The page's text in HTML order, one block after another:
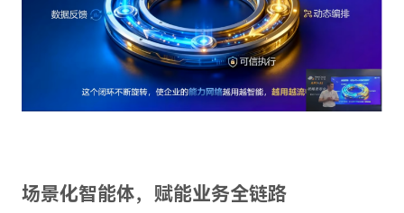
场景化智能体，赋能业务全链路